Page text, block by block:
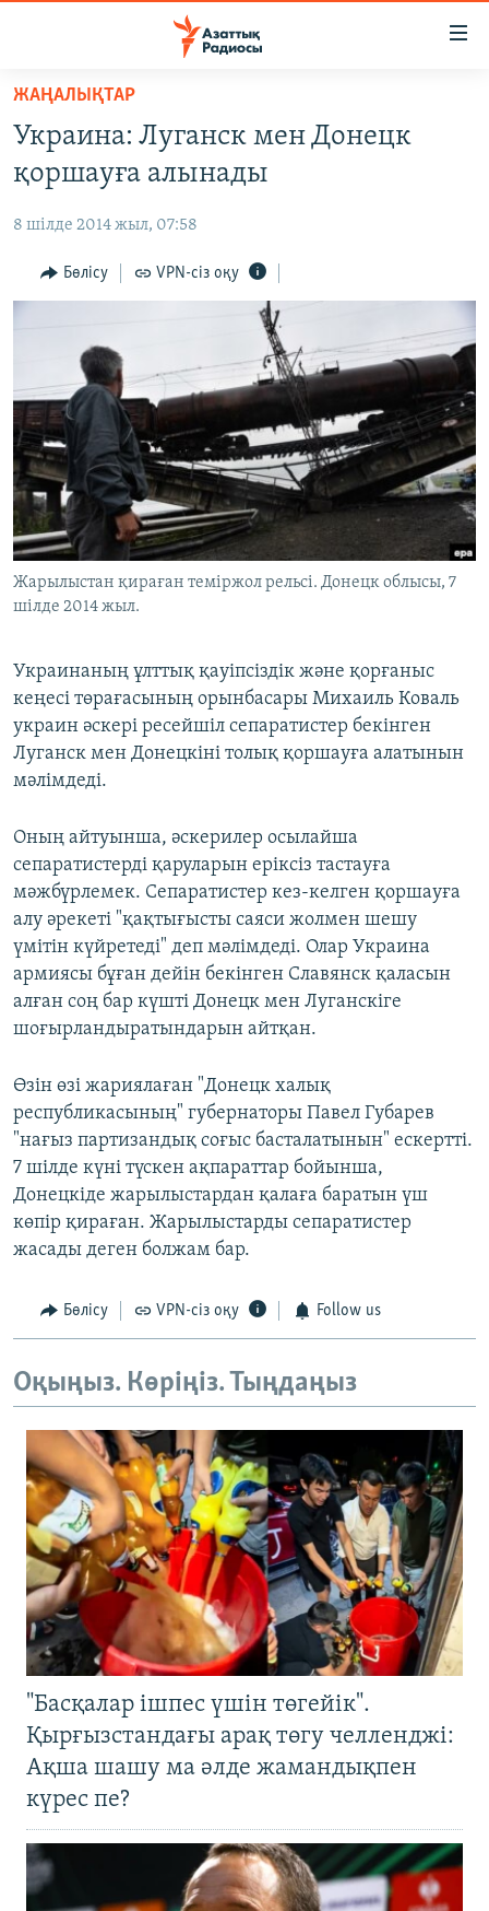
Skip
main
content
to
Navigation
Skip
САЯСАТ
AZATTYQTV
ҚАҢТАР ОҚИҒАСЫ
АДАМ ҚҰҚЫҚТАРЫ
АРНАЙЫ ЖОБАЛАР
Русский
ЖАЗЫЛЫҢЫЗ
Басқа тілдерде
ЖАҢАЛЫҚТАР
Украина: Луганск мен Донецк
қоршауға алынады
8 шілде 2014 жыл, 07:58
Бөлісу VPN-сіз оқу
Жарылыстан қираған теміржол рельсі. Донецк облысы, 7
шілде 2014 жыл.
Украинаның ұлттық қауіпсіздік және қорғаныс
кеңесі төрағасының орынбасары Михаиль Коваль
украин әскері ресейшіл сепаратистер бекінген
Луганск мен Донецкіні толық қоршауға алатынын
мәлімдеді.
Оның айтуынша, әскерилер осылайша
сепаратистерді қаруларын еріксіз тастауға
мәжбүрлемек. Сепаратистер кез-келген қоршауға
алу әрекеті "қақтығысты саяси жолмен шешу
үмітін күйретеді" деп мәлімдеді. Олар Украина
армиясы бұған дейін бекінген Славянск қаласын
алған соң бар күшті Донецк мен Луганскіге
шоғырландыратындарын айтқан.
Өзін өзі жариялаған "Донецк халық
республикасының" губернаторы Павел Губарев
"нағыз партизандық соғыс басталатынын" ескертті.
7 шілде күні түскен ақпараттар бойынша,
Донецкіде жарылыстардан қалаға баратын үш
көпір қираған. Жарылыстарды сепаратистер
жасады деген болжам бар.
Бөлісу VPN-сіз оқу Follow us
Оқыңыз. Көріңіз. Тыңдаңыз
"Басқалар ішпес үшін төгейік".
Қырғызстандағы арақ төгу челленджі:
Ақша шашу ма әлде жамандықпен
күрес пе?